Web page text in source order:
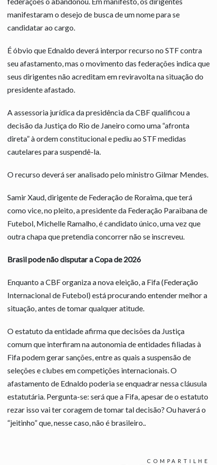
manifestaram o desejo de busca de um nome para se
candidatar ao cargo.
É óbvio que Ednaldo deverá interpor recurso no STF contra
seu afastamento, mas o movimento das federações indica que
seus dirigentes não acreditam em reviravolta na situação do
presidente afastado.
A assessoria jurídica da presidência da CBF qualificou a
decisão da Justiça do Rio de Janeiro como uma “afronta
direta” à ordem constitucional e pediu ao STF medidas
cautelares para suspendê-la.
O recurso deverá ser analisado pelo ministro Gilmar Mendes.
Samir Xaud, dirigente de Federação de Roraima, que terá
como vice, no pleito, a presidente da Federação Paraibana de
Futebol, Michelle Ramalho, é candidato único, uma vez que
outra chapa que pretendia concorrer não se inscreveu.
Brasil pode não disputar a Copa de 2026
Enquanto a CBF organiza a nova eleição, a Fifa (Federação
Internacional de Futebol) está procurando entender melhor a
situação, antes de tomar qualquer atitude.
O estatuto da entidade afirma que decisões da Justiça
comum que interfiram na autonomia de entidades filiadas à
Fifa podem gerar sanções, entre as quais a suspensão de
seleções e clubes em competições internacionais. O
afastamento de Ednaldo poderia se enquadrar nessa cláusula
estatutária. Pergunta-se: será que a Fifa, apesar de o estatuto
rezar isso vai ter coragem de tomar tal decisão? Ou haverá o
“jeitinho” que, nesse caso, não é brasileiro..
COMPARTILHE